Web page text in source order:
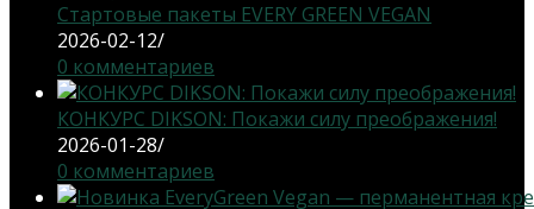
Стартовые пакеты EVERY GREEN VEGAN
2026-02-12/
0 комментариев
КОНКУРС DIKSON: Покажи силу преображения!
2026-01-28/
0 комментариев